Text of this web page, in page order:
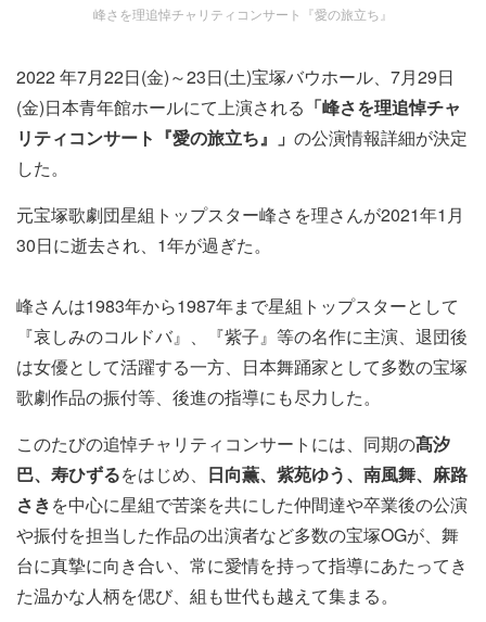
峰さを理追悼チャリティコンサート『愛の旅立ち』
2022 年7月22日(金)～23日(土)宝塚バウホール、7月29日
(金)日本青年館ホールにて上演される 「峰さを理追悼チャ
リティコンサート『愛の旅立ち』」 の公演情報詳細が決定
した。
元宝塚歌劇団星組トップスター峰さを理さんが2021年1月
30日に逝去され、1年が過ぎた。
峰さんは1983年から1987年まで星組トップスターとして
『哀しみのコルドバ』、『紫子』等の名作に主演、退団後
は女優として活躍する一方、日本舞踊家として多数の宝塚
歌劇作品の振付等、後進の指導にも尽力した。
このたびの追悼チャリティコンサートには、同期の髙汐
巴、寿ひずるをはじめ、 日向薫、紫苑ゆう、南風舞、麻路
さきを中心に星組で苦楽を共にした仲間達や卒業後の公演
や振付を担当した作品の出演者など多数の宝塚OGが、舞
台に真摯に向き合い、常に愛情を持って指導にあたってき
た温かな人柄を偲び、組も世代も越えて集まる。